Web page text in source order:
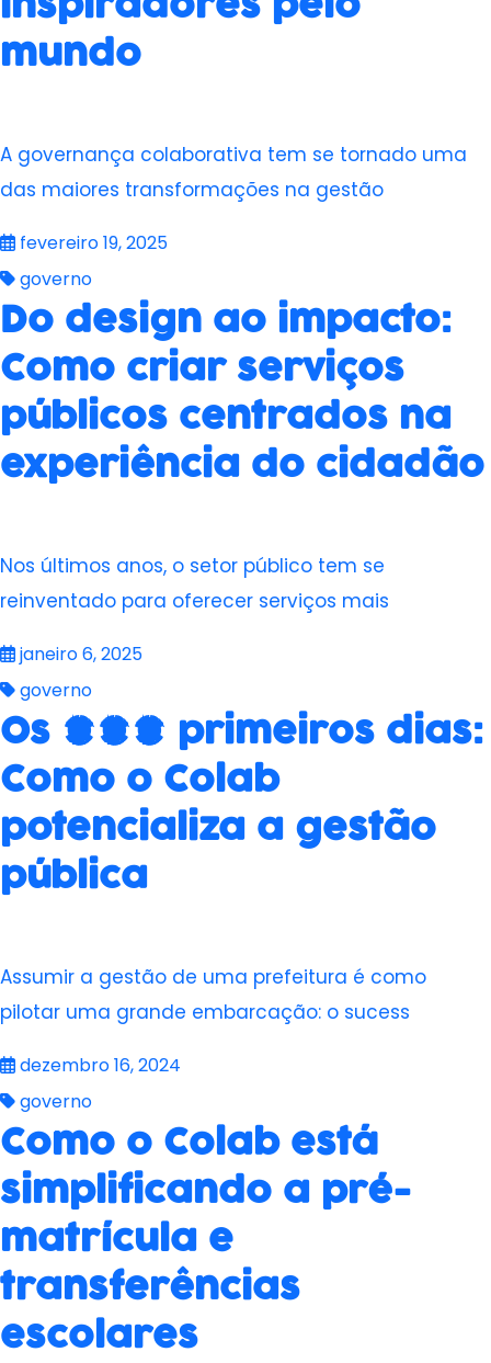
mundo
A governança colaborativa tem se tornado uma
das maiores transformações na gestão
fevereiro 19, 2025
governo
Do design ao impacto:
Como criar serviços
públicos centrados na
experiência do cidadão
Nos últimos anos, o setor público tem se
reinventado para oferecer serviços mais
janeiro 6, 2025
governo
Os 100 primeiros dias:
Como o Colab
potencializa a gestão
pública
Assumir a gestão de uma prefeitura é como
pilotar uma grande embarcação: o sucess
dezembro 16, 2024
governo
Como o Colab está
simplificando a pré-
matrícula e
transferências
escolares